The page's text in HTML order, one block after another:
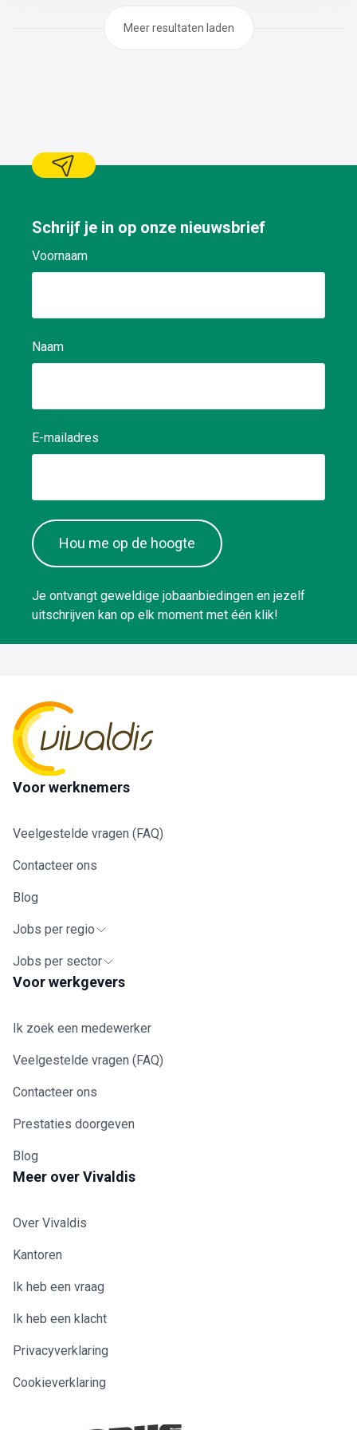
Meer resultaten laden
Schrijf je in op onze nieuwsbrief
Voornaam
Naam
E-mailadres
Hou me op de hoogte
Je ontvangt geweldige jobaanbiedingen en jezelf
uitschrijven kan op elk moment met één klik!
Voor werknemers
Veelgestelde vragen (FAQ)
Contacteer ons
Blog
Jobs per regio
Jobs per sector
Voor werkgevers
Ik zoek een medewerker
Veelgestelde vragen (FAQ)
Contacteer ons
Prestaties doorgeven
Blog
Meer over Vivaldis
Over Vivaldis
Kantoren
Ik heb een vraag
Ik heb een klacht
Privacyverklaring
Cookieverklaring